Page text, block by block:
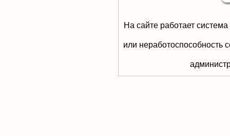
На сайте работает
или неработоспособность